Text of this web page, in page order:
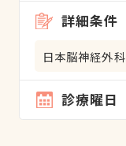
詳細条件
日本脳神経外
診療曜日